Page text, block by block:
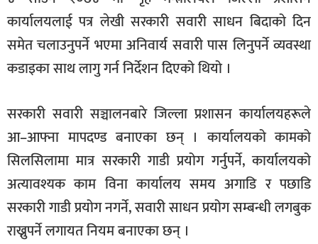
कार्यालयलाई पत्र लेखी सरकारी सवारी साधन बिदाको दिन
समेत चलाउनुपर्ने भएमा अनिवार्य सवारी पास लिनुपर्ने व्यवस्था
कडाइका साथ लागु गर्न निर्देशन दिएको थियो ।
सरकारी सवारी सञ्चालनबारे जिल्ला प्रशासन कार्यालयहरूले
आ–आफ्ना मापदण्ड बनाएका छन् । कार्यालयको कामको
सिलसिलामा मात्र सरकारी गाडी प्रयोग गर्नुपर्ने, कार्यालयको
अत्यावश्यक काम विना कार्यालय समय अगाडि र पछाडि
सरकारी गाडी प्रयोग नगर्ने, सवारी साधन प्रयोग सम्बन्धी लगबुक
राख्नुपर्ने लगायत नियम बनाएका छन् ।